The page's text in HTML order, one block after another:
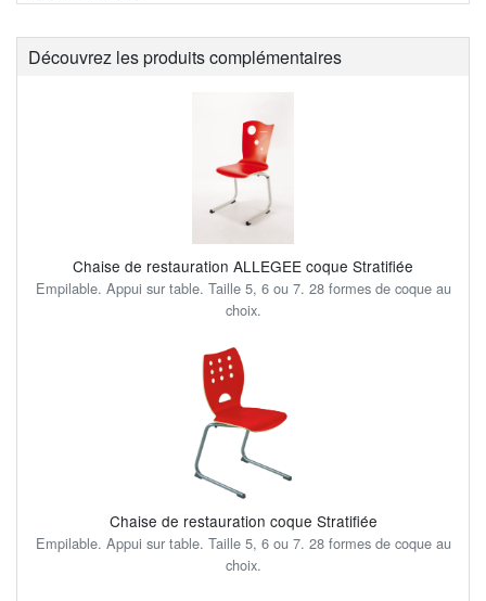
Découvrez les produits complémentaires
Chaise de restauration ALLEGEE coque Stratifiée
Empilable. Appui sur table. Taille 5, 6 ou 7. 28 formes de coque au
choix.
Chaise de restauration coque Stratifiée
Empilable. Appui sur table. Taille 5, 6 ou 7. 28 formes de coque au
choix.